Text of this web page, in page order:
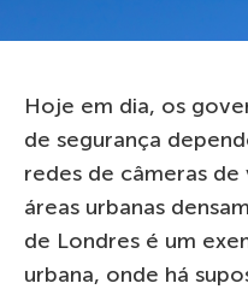
Hoje em dia, os
de segurança
redes de câmeras
áreas urbanas
de Londres é um
urbana, onde há